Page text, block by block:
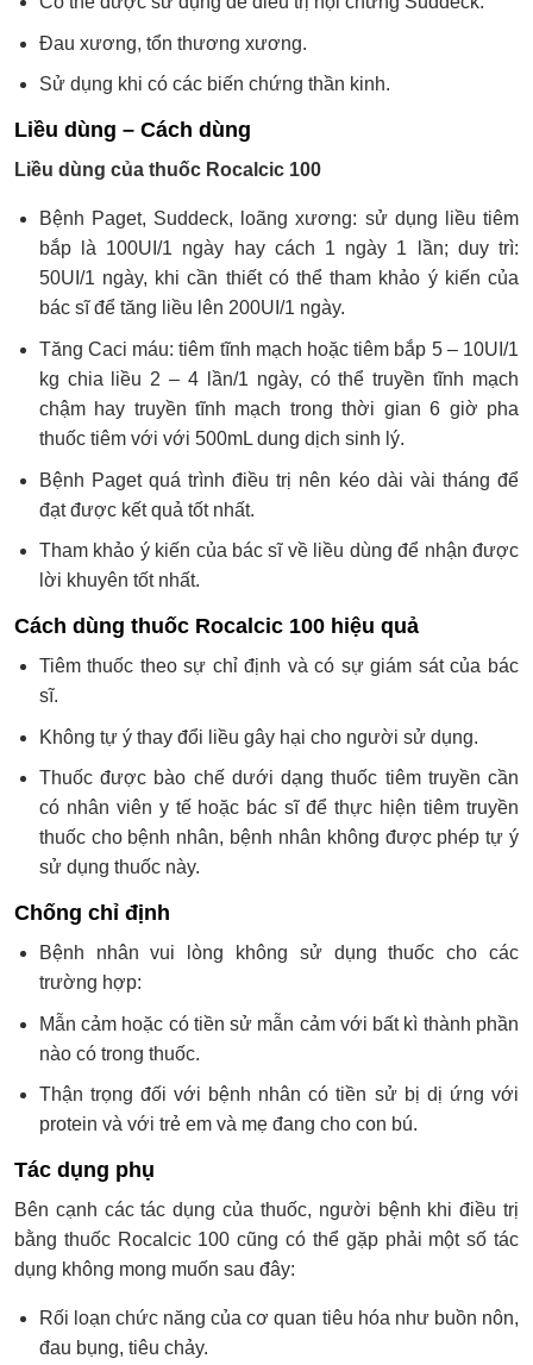
Đau xương, tổn thương xương.
Sử dụng khi có các biến chứng thần kinh.
Liều dùng – Cách dùng
Liều dùng của thuốc Rocalcic 100
Bệnh Paget, Suddeck, loãng xương: sử dụng liều tiêm
bắp là 100UI/1 ngày hay cách 1 ngày 1 lần; duy trì:
50UI/1 ngày, khi cần thiết có thể tham khảo ý kiến của
bác sĩ để tăng liều lên 200UI/1 ngày.
Tăng Caci máu: tiêm tĩnh mạch hoặc tiêm bắp 5 – 10UI/1
kg chia liều 2 – 4 lần/1 ngày, có thể truyền tĩnh mạch
chậm hay truyền tĩnh mạch trong thời gian 6 giờ pha
thuốc tiêm với với 500mL dung dịch sinh lý.
Bệnh Paget quá trình điều trị nên kéo dài vài tháng để
đạt được kết quả tốt nhất.
Tham khảo ý kiến của bác sĩ về liều dùng để nhận được
lời khuyên tốt nhất.
Cách dùng thuốc Rocalcic 100 hiệu quả
Tiêm thuốc theo sự chỉ định và có sự giám sát của bác
sĩ.
Không tự ý thay đổi liều gây hại cho người sử dụng.
Thuốc được bào chế dưới dạng thuốc tiêm truyền cần
có nhân viên y tế hoặc bác sĩ để thực hiện tiêm truyền
thuốc cho bệnh nhân, bệnh nhân không được phép tự ý
sử dụng thuốc này.
Chống chỉ định
Bệnh nhân vui lòng không sử dụng thuốc cho các
trường hợp:
Mẫn cảm hoặc có tiền sử mẫn cảm với bất kì thành phần
nào có trong thuốc.
Thận trọng đối với bệnh nhân có tiền sử bị dị ứng với
protein và với trẻ em và mẹ đang cho con bú.
Tác dụng phụ
Bên cạnh các tác dụng của thuốc, người bệnh khi điều trị
bằng thuốc Rocalcic 100 cũng có thể gặp phải một số tác
dụng không mong muốn sau đây:
Rối loạn chức năng của cơ quan tiêu hóa như buồn nôn,
đau bụng, tiêu chảy.